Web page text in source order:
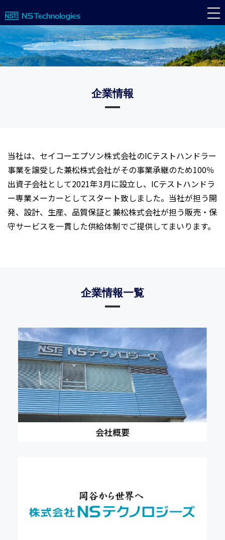
企業情報
当社は、セイコーエプソン株式会社のICテストハンドラー
事業を譲受した兼松株式会社がその事業承継のため100％
出資子会社として2021年3月に設立し、ICテストハンドラ
ー専業メーカーとしてスタート致しました。当社が担う開
発、設計、生産、品質保証と兼松株式会社が担う販売・保
守サービスを一貫した供給体制でご提供してまいります。
企業情報一覧
会社概要